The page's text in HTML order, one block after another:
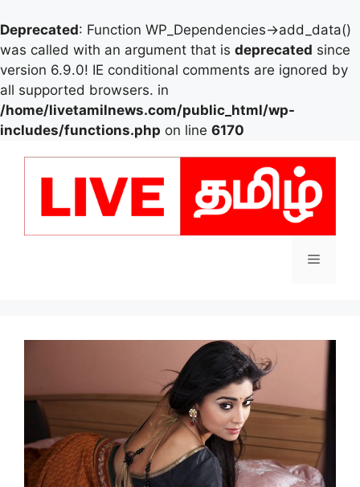
Deprecated: Function WP_Dependencies->add_data()
was called with an argument that is deprecated since
version 6.9.0! IE conditional comments are ignored by
all supported browsers. in
/home/livetamilnews.com/public_html/wp-
includes/functions.php on line 6170
Menu